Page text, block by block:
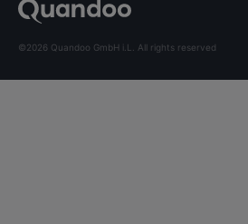
©2026 Quandoo GmbH i.L. All rights reserved